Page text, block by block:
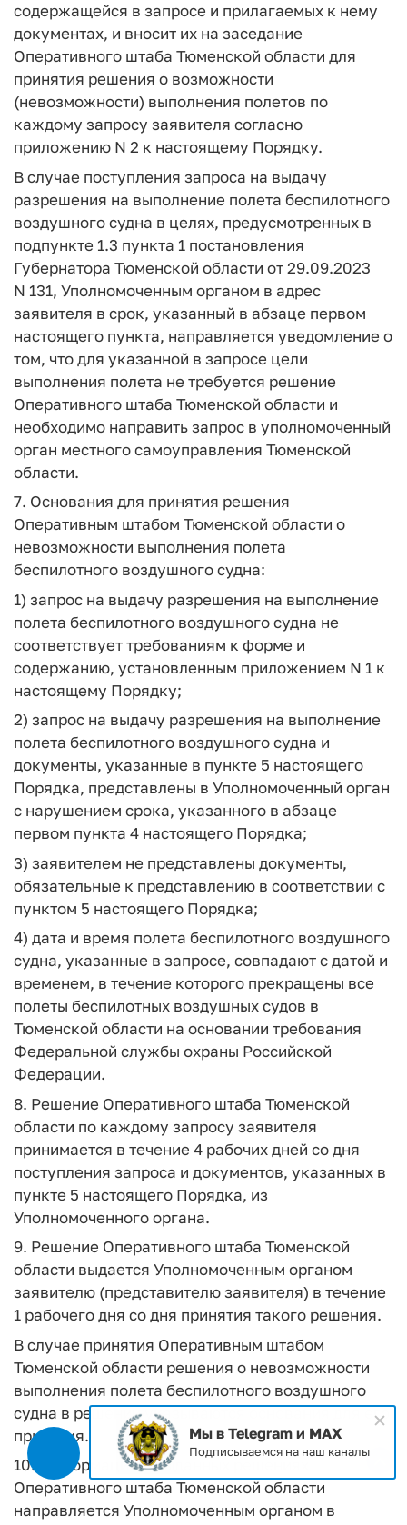
содержащейся в запросе и прилагаемых к нему
документах, и вносит их на заседание
Оперативного штаба Тюменской области для
принятия решения о возможности
(невозможности) выполнения полетов по
каждому запросу заявителя согласно
приложению N 2 к настоящему Порядку.
В случае поступления запроса на выдачу
разрешения на выполнение полета беспилотного
воздушного судна в целях, предусмотренных в
подпункте 1.3 пункта 1 постановления
Губернатора Тюменской области от 29.09.2023
N 131, Уполномоченным органом в адрес
заявителя в срок, указанный в абзаце первом
настоящего пункта, направляется уведомление о
том, что для указанной в запросе цели
выполнения полета не требуется решение
Оперативного штаба Тюменской области и
необходимо направить запрос в уполномоченный
орган местного самоуправления Тюменской
области.
7. Основания для принятия решения
Оперативным штабом Тюменской области о
невозможности выполнения полета
беспилотного воздушного судна:
1) запрос на выдачу разрешения на выполнение
полета беспилотного воздушного судна не
соответствует требованиям к форме и
содержанию, установленным приложением N 1 к
настоящему Порядку;
2) запрос на выдачу разрешения на выполнение
полета беспилотного воздушного судна и
документы, указанные в пункте 5 настоящего
Порядка, представлены в Уполномоченный орган
с нарушением срока, указанного в абзаце
первом пункта 4 настоящего Порядка;
3) заявителем не представлены документы,
обязательные к представлению в соответствии с
пунктом 5 настоящего Порядка;
4) дата и время полета беспилотного воздушного
судна, указанные в запросе, совпадают с датой и
временем, в течение которого прекращены все
полеты беспилотных воздушных судов в
Тюменской области на основании требования
Федеральной службы охраны Российской
Федерации.
8. Решение Оперативного штаба Тюменской
области по каждому запросу заявителя
принимается в течение 4 рабочих дней со дня
поступления запроса и документов, указанных в
пункте 5 настоящего Порядка, из
Уполномоченного органа.
9. Решение Оперативного штаба Тюменской
области выдается Уполномоченным органом
заявителю (представителю заявителя) в течение
1 рабочего дня со дня принятия такого решения.
В случае принятия Оперативным штабом
Тюменской области решения о невозможности
выполнения полета беспилотного воздушного
судна в решении указываются основания для его
принятия.
10. Информация о выданных решениях
Оперативного штаба Тюменской области
направляется Уполномоченным органом в
Мы в Telegram и MAX
Подписываемся на наш каналы